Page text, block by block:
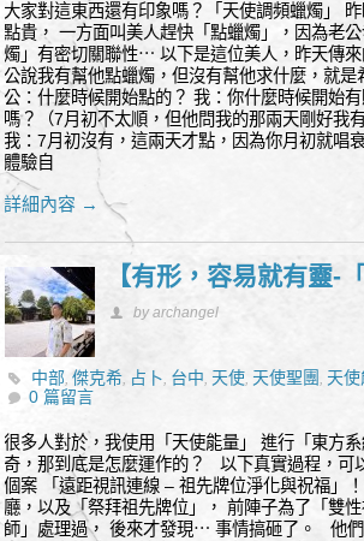
大家對這東西還有印象嗎？「天使調頻蠟燭」
點貴， 一方面叫美人趕快「點蠟燭」，因為老
燭」有密切關聯性⋯ 以下是這位美人，昨天傳
公說我有幫他點蠟燭，但沒有幫他求什麼，就
公：什麼時候開始點的？ 我：你什麼時候開始
嗎？（7月初不太順，但他問我的那兩天剛好我
我：7月初沒有，這兩天才點，因為你月初就唱
體驗自
詳細內容 →
【有形，容易就有靈-
by archangel
中部,傑克希, 占卜, 台中, 天使, 天使聖團, 天
察,豐盛,
0 篇留言
很多人對於，我使用「天使能量」 進行「東方
奇，那到底是怎麼運作的？ 以下真實過程，可
個案 「遠距視訊連線 – 祖先牌位淨化與祝福」
廳，以及「祭拜祖先牌位」， 前陣子為了「雙
師」處理過， 後來才發現⋯ 事情搞砸了。 他